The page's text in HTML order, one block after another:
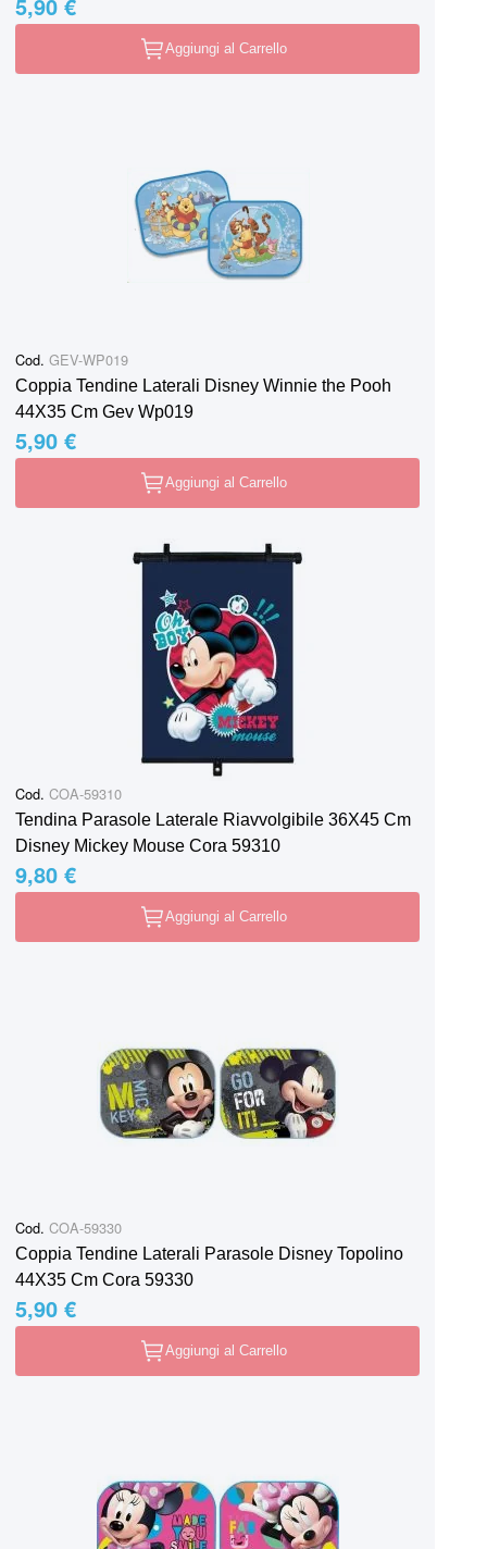
Aggiungi al Carrello
Cod. GEV-WP019
Coppia Tendine Laterali Disney Winnie the Pooh
44X35 Cm Gev Wp019
5,90 €
Aggiungi al Carrello
Cod. COA-59310
Tendina Parasole Laterale Riavvolgibile 36X45 Cm
Disney Mickey Mouse Cora 59310
9,80 €
Aggiungi al Carrello
Cod. COA-59330
Coppia Tendine Laterali Parasole Disney Topolino
44X35 Cm Cora 59330
5,90 €
Aggiungi al Carrello